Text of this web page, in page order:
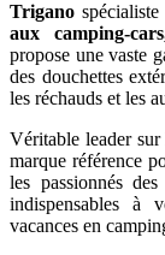
Trigano
aux camping-
propose une vaste
des douchettes
les réchauds et les
Véritable leader sur
marque référence
les passionnés
indispensables à
vacances en